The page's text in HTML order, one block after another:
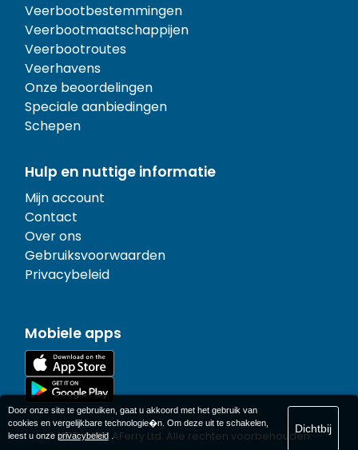
Veerbootbestemmingen
Veerbootmaatschappijen
Veerbootroutes
Veerhavens
Onze beoordelingen
Speciale aanbiedingen
Schepen
Hulp en nuttige informatie
Mijn account
Contact
Over ons
Gebruiksvoorwaarden
Privacybeleid
Mobiele apps
© 1977-2026 AFerry Ltd. Alle rechten voorbehouden.
Door onze site te gebruiken, gaat u akkoord met het gebruik van
cookies en vergelijkbare technologie�n. Om deze uit te schakelen,
leest u onze privacybeleid.
Dichtbij